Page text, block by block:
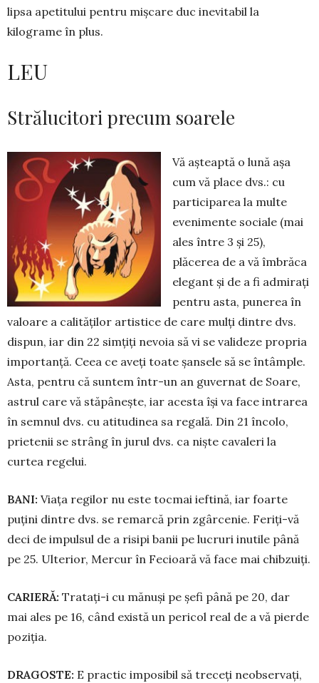
lipsa ape­titului pentru mișcare duc inevitabil la
kilograme în plus.
LEU
Strălucitori precum soarele
Vă așteaptă o lună așa
cum vă place dvs.: cu
participarea la multe
evenimente sociale (mai
ales între 3 și 25),
plăcerea de a vă îmbrăca
elegant și de a fi admirați
pen­tru asta, punerea în
valoare a calităților artistice de care mulți dintre dvs.
dis­­pun, iar din 22 simțiți ne­voia să vi se valideze pro­pria
importanță. Ceea ce aveți toate șansele să se întâm­ple.
Asta, pentru că suntem într-un an guvernat de Soare,
astrul care vă stă­pâ­nește, iar acesta își va face intrarea
în semnul dvs. cu atitudinea sa regală. Din 21 încolo,
prietenii se strâng în jurul dvs. ca niște cavaleri la
curtea regelui.
BANI: Viața regilor nu este tocmai ieftină, iar foarte
puțini dintre dvs. se remarcă prin zgârcenie. Feriți-vă
deci de impulsul de a risipi banii pe lucruri inutile până
pe 25. Ulterior, Mercur în Fecioară vă face mai chibzuiți.
CARIERĂ: Tratați-i cu mănuși pe șefi până pe 20, dar
mai ales pe 16, când există un pericol real de a vă pier­de
poziția.
DRAGOSTE: E practic impo­sibil să treceți neobservați,